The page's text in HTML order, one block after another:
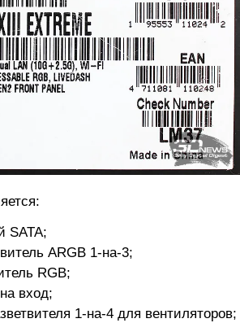
SATA;
ARGB 1-на-3;
RGB;
вход;
1-на-4 для вентиляторов;